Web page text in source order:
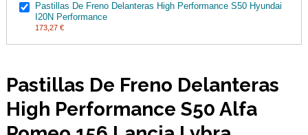
Pastillas De Freno Delanteras High Performance S50 Hyundai
I20N Performance
173,27 €
Pastillas De Freno Delanteras
High Performance S50 Alfa